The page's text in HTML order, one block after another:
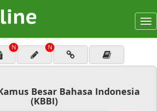
N N
Besar Bahasa Indonesia
(KBBI)